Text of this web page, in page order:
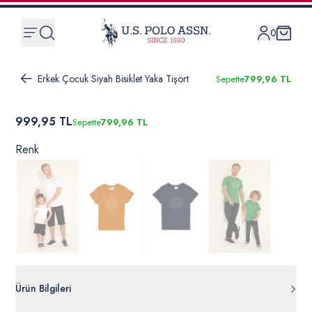
0
Erkek Çocuk Siyah Bisiklet Yaka Tişört Sepette799,96 TL
999,95 TLSepette799,96 TL
Renk
Ürün Bilgileri